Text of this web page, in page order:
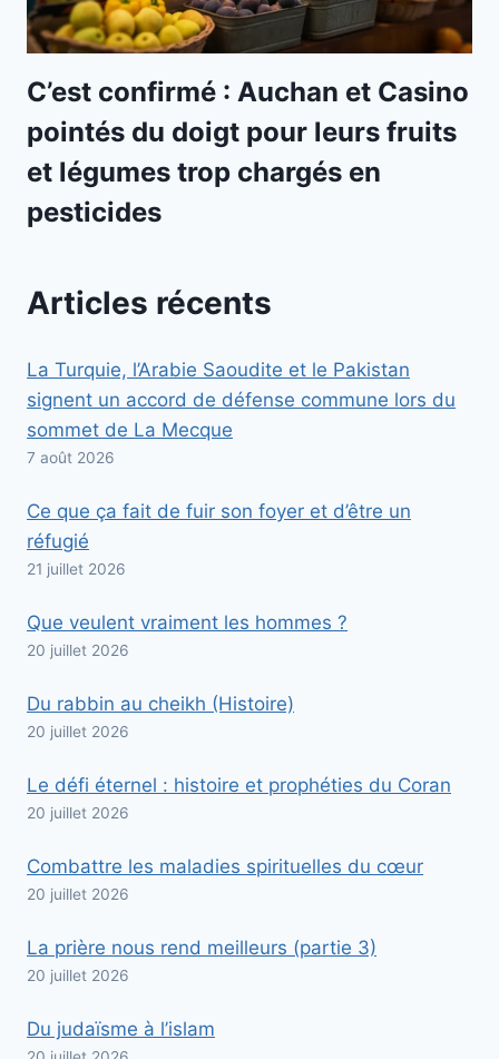
C’est confirmé : Auchan et Casino
pointés du doigt pour leurs fruits
et légumes trop chargés en
pesticides
Articles récents
La Turquie, l’Arabie Saoudite et le Pakistan
signent un accord de défense commune lors du
sommet de La Mecque
7 août 2026
Ce que ça fait de fuir son foyer et d’être un
réfugié
21 juillet 2026
Que veulent vraiment les hommes ?
20 juillet 2026
Du rabbin au cheikh (Histoire)
20 juillet 2026
Le défi éternel : histoire et prophéties du Coran
20 juillet 2026
Combattre les maladies spirituelles du cœur
20 juillet 2026
La prière nous rend meilleurs (partie 3)
20 juillet 2026
Du judaïsme à l’islam